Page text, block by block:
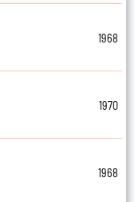
1968
1970
1968